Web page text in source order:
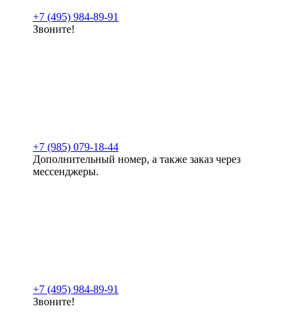
+7 (495) 984-89-91
Звоните!
+7 (985) 079-18-44
Дополнительный номер, а также заказ через
мессенджеры.
+7 (495) 984-89-91
Звоните!